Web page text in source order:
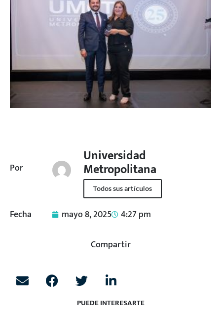
Por
Universidad
Metropolitana
Todos sus artículos
Fecha mayo 8, 2025 4:27 pm
Compartir
PUEDE INTERESARTE